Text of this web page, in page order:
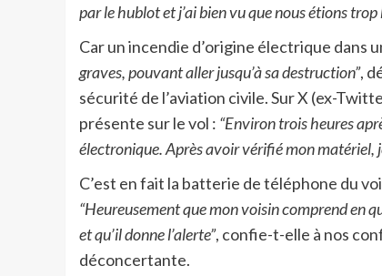
par le hublot et j’ai bien vu que nous étions
Car un incendie d’origine électrique dans
graves, pouvant aller jusqu’à sa destruction”,
sécurité de l’aviation civile. Sur X (ex-
présente sur le vol : “Environ trois heures
électronique. Après avoir vérifié mon matériel,
C’est en fait la batterie de téléphone du
“Heureusement que mon voisin comprend en
et qu’il donne l’alerte”, confie-t-elle à nos
déconcertante.